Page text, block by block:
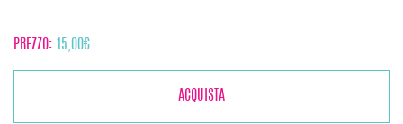
PREZZO: 15,00€
ACQUISTA